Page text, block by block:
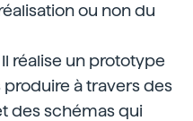
ou non du
réalise un prototype
à travers des
des schémas qui